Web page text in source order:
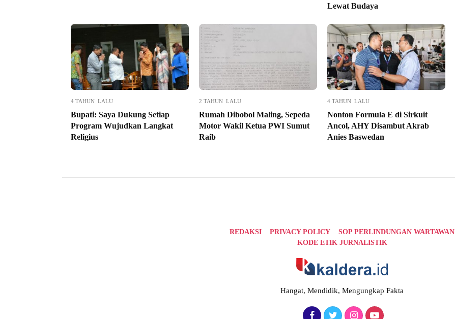
Lewat Budaya
4 TAHUN LALU
Bupati: Saya Dukung Setiap
Program Wujudkan Langkat
Religius
2 TAHUN LALU
Rumah Dibobol Maling, Sepeda
Motor Wakil Ketua PWI Sumut
Raib
4 TAHUN LALU
Nonton Formula E di Sirkuit
Ancol, AHY Disambut Akrab
Anies Baswedan
REDAKSI PRIVACY POLICY
SOP PERLINDUNGAN WARTAWAN
KODE ETIK JURNALISTIK
Hangat, Mendidik, Mengungkap Fakta